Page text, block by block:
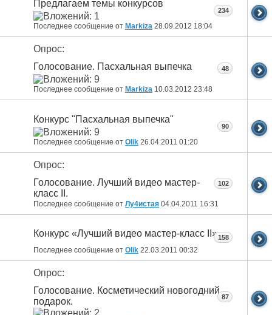
Предлагаем темы конкурсов
Последнее сообщение от Markiza 28.09.2012 18:04
234
Опрос:
Голосование. Пасхальная выпечка
Последнее сообщение от Markiza 10.03.2012 23:48
48
Конкурс "Пасхальная выпечка"
Последнее сообщение от Olik 26.04.2011 01:20
90
Опрос:
Голосование. Лучший видео мастер-
класс II.
Последнее сообщение от Лу4истая 04.04.2011 16:31
102
Конкурс «Лучший видео мастер-класс II»
Последнее сообщение от Olik 22.03.2011 00:32
158
Опрос:
Голосование. Косметический новогодний
подарок.
87